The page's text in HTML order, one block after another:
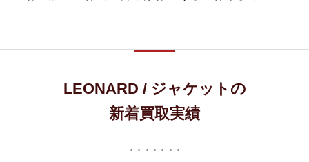
LEONARD / ジャケットの
新着買取実績